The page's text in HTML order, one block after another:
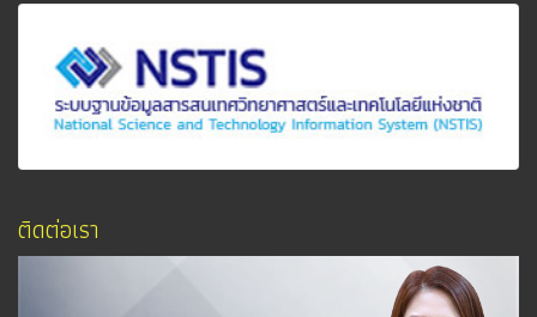
ติดต่อเรา